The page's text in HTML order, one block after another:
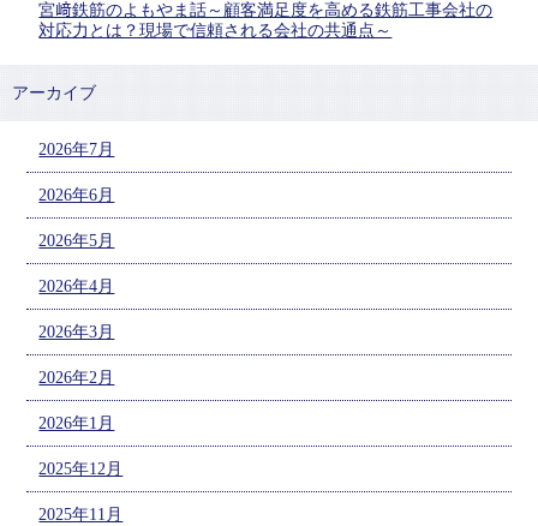
宮﨑鉄筋のよもやま話～顧客満足度を高める鉄筋工事会社の
対応力とは？現場で信頼される会社の共通点～
アーカイブ
2026年7月
2026年6月
2026年5月
2026年4月
2026年3月
2026年2月
2026年1月
2025年12月
2025年11月